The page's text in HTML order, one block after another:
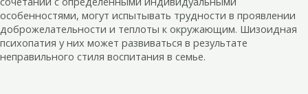
особенностями, могут испытывать трудности в проявлении
доброжелательности и теплоты к окружающим. Шизоидная
психопатия у них может развиваться в результате
неправильного стиля воспитания в семье.